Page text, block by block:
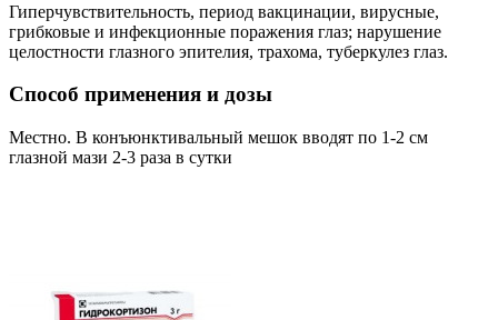
Гиперчувствительность, период вакцинации, вирусные,
грибковые и инфекционные поражения глаз; нарушение
целостности глазного эпителия, трахома, туберкулез глаз.
Способ применения и дозы
Местно. В конъюнктивальный мешок вводят по 1-2 см
глазной мази 2-3 раза в сутки